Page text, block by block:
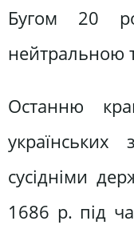
Бугом 20
нейтральною
Останню
сусідніми
1686 р. під